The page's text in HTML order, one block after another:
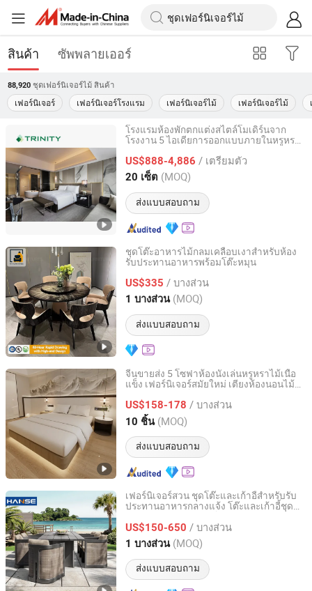
สินค้า ซัพพลายเออร์
88,920 ชุดเฟอร์นิเจอร์ไม้ สินค้า
เฟอร์นิเจอร์ เฟอร์นิเจอร์โรงแรม เฟอร์นิเจอร์ไม้ เฟอร์นิเจอร์ไม้
โรงแรมห้องพักตกแต่งสไตล์โมเดิร์นจาก
โรงงาน 5 ไอเดียการออกแบบภายในหรูหรา
US$888-4,886 / เตรียมตัว
20 เซ็ต (MOQ)
ส่งแบบสอบถาม
FOSHAN TRINITY(ZHONGSEN) FURNITURE CO.LTD
Guangdong, China อัตราจาก 2015
ชุดโต๊ะอาหารไม้กลมเคลือบเงาสำหรับห้อง
รับประทานอาหารพร้อมโต๊ะหมุน
US$335 / บางส่วน
1 บางส่วน (MOQ)
ส่งแบบสอบถาม
Foshan Yuanming Furniture and Construction Co., Ltd.
Guangdong, China อัตราจาก 2025
จีนขายส่ง 5 โซฟาห้องนั่งเล่นหรูหราไม้เนื้อ
แข็ง เฟอร์นิเจอร์สมัยใหม่ เตียงห้องนอนไม้
US$158-178 / บางส่วน
10 ชิ้น (MOQ)
ส่งแบบสอบถาม
Foshan Jiufang Furniture Manufacturing Co., Ltd.
Guangdong, China อัตราจาก 2025
เฟอร์นิเจอร์สวน ชุดโต๊ะและเก้าอี้สำหรับรับ
ประทานอาหารกลางแจ้ง โต๊ะและเก้าอี้ชุด
โรงแรม คาเฟ่ระดับสูง ร้านอาหาร
US$150-650 / บางส่วน
1 บางส่วน (MOQ)
ส่งแบบสอบถาม
Foshan Hanse Industrial Co., Ltd.
Guangdong, China อัตราจาก 2018